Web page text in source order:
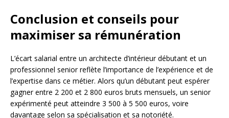
Conclusion et conseils pour
maximiser sa rémunération
L’écart salarial entre un architecte d’intérieur débutant et un
professionnel senior reflète l’importance de l’expérience et de
l’expertise dans ce métier. Alors qu’un débutant peut espérer
gagner entre 2 200 et 2 800 euros bruts mensuels, un senior
expérimenté peut atteindre 3 500 à 5 500 euros, voire
davantage selon sa spécialisation et sa notoriété.